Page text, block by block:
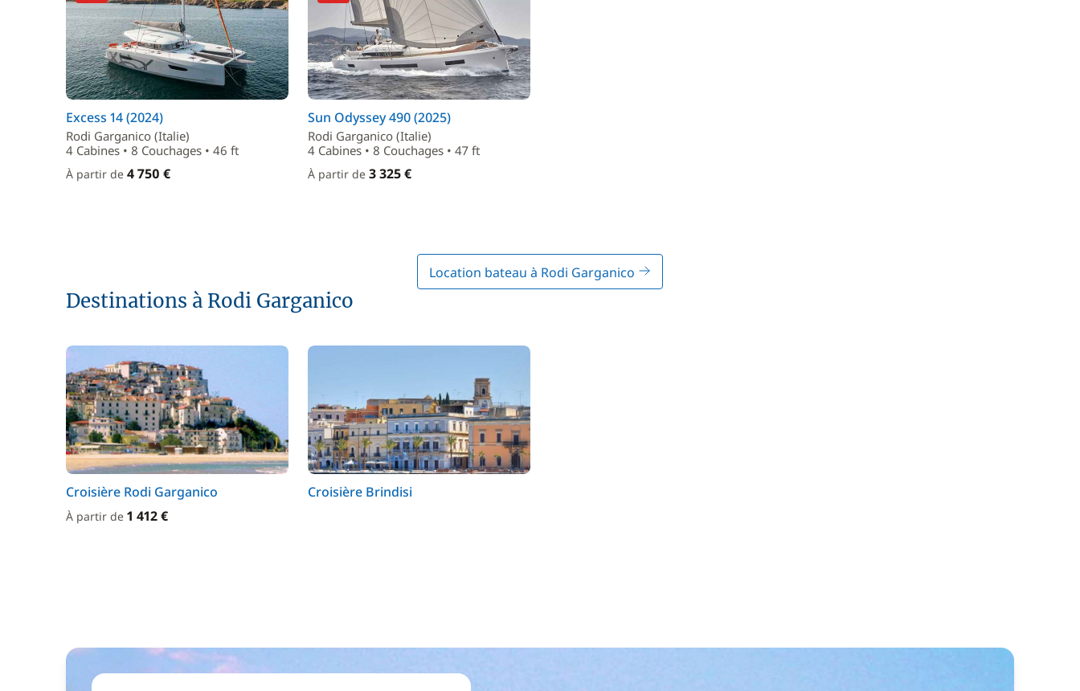
Excess 14 (2024)
Rodi Garganico (Italie)
4 Cabines • 8 Couchages • 46 ft
À partir de 4 750 €
Sun Odyssey 490 (2025)
Rodi Garganico (Italie)
4 Cabines • 8 Couchages • 47 ft
À partir de 3 325 €
Location bateau à Rodi Garganico
Destinations à Rodi Garganico
Croisière Rodi Garganico
À partir de 1 412 €
Croisière Brindisi